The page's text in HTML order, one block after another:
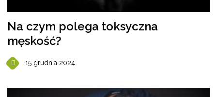
Na czym polega toksyczna
męskość?
15 grudnia 2024